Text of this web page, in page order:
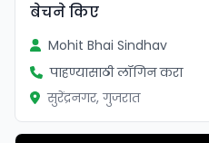
बेचने किए
Mohit Bhai Sindhav
पाहण्यासाठी लॉगिन करा
सुरेंद्रनगर, गुजरात